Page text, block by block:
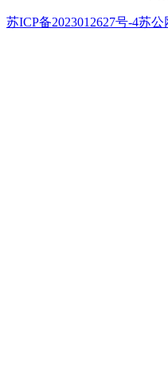
苏ICP备2023012627号-4苏公